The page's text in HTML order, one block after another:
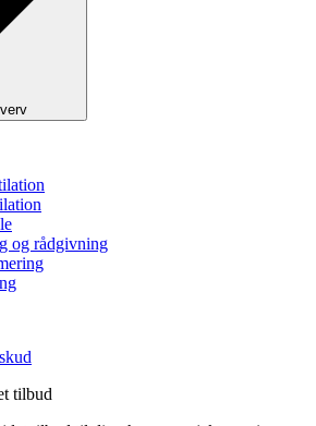
og rådgivning
tilbud